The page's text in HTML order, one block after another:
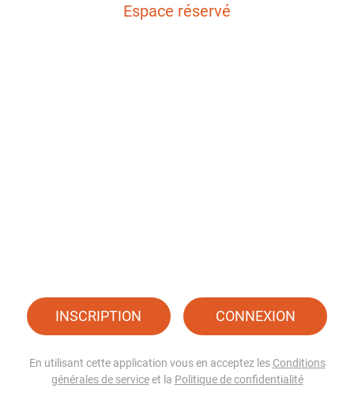
Espace réservé
INSCRIPTION CONNEXION
En utilisant cette application vous en acceptez les Conditions
générales de serviceet la Politique de confidentialité